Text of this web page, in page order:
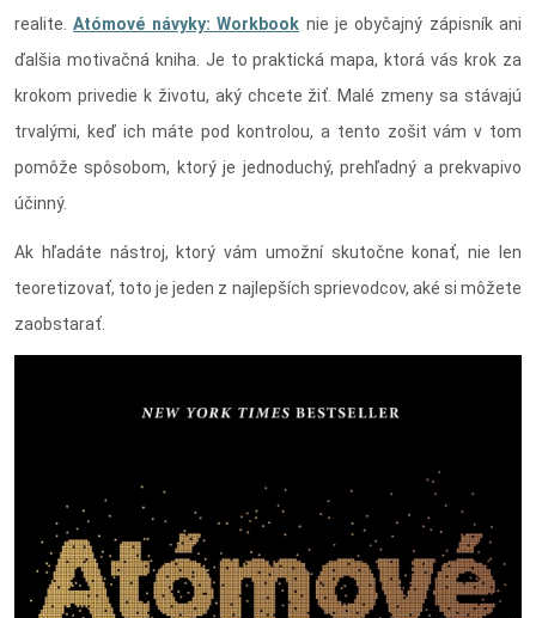
realite.Atómové návyky: Workbook nie je obyčajný zápisník ani
ďalšia motivačná kniha. Je to praktická mapa, ktorá vás krok za
krokom privedie k životu, aký chcete žiť. Malé zmeny sa stávajú
trvalými, keď ich máte pod kontrolou, a tento zošit vám v tom
pomôže spôsobom, ktorý je jednoduchý, prehľadný a prekvapivo
účinný.
Ak hľadáte nástroj, ktorý vám umožní skutočne konať, nie len
teoretizovať, toto je jeden z najlepších sprievodcov, aké si môžete
zaobstarať.